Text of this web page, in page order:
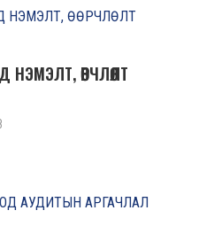
ӨӨРЧЛӨЛТ